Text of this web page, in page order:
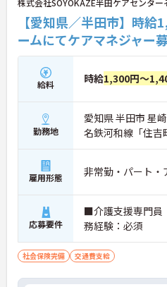
体性をもって働くことを大切にし
野は互いで補い合うなど、チーム
連携を取りながら日々の業務に努
ご興味のある方には、面接対策ポ
詳細をお話ししますのでお気軽に
【愛知県／半田市】時
ームにてケアマネジャー
給料 時給1,300円～
勤務地
愛知県 半田市 星
名鉄河和線「住吉
雇用形態 非常勤・パート・
応募要件
■介護支援専門員
務経験：必須
社会保険完備 交通費支給